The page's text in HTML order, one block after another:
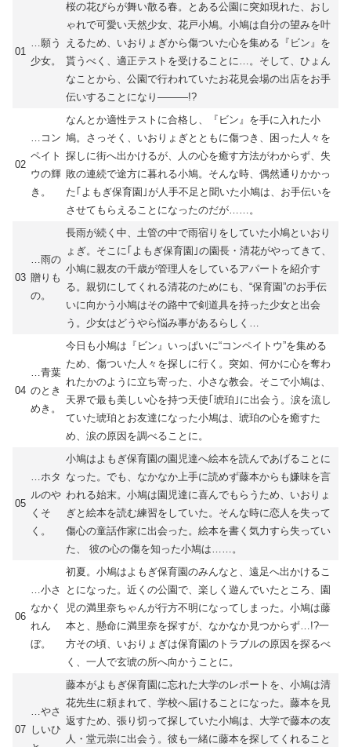
01
…願う
少女。
桜の花びらが舞い散る春。とある公園に突如現れた、おし
ゃれで可愛い天然少女、花戸小鳩。小鳩は自分の望みを叶
えるため、いおりょぎから傷ついた心を集める『ビン』を
貰うべく、適正テストを受けることに…。そして、ひょん
なことから、公園で行われていたお花見会場の出店をお手
伝いすることになり―――!?
02
…コン
ペイト
ウの輝
き。
なんとか適性テストに合格し、『ビン』を手に入れた小
鳩。さっそく、いおりょぎとともに傷つき、困った人々を
探しに街へ出かけるが、人の心を癒す方法がわからず、失
敗の連続で途方に暮れる小鳩。そんな時、偶然通りかかっ
た｢よもぎ保育園｣が人手不足と聞いた小鳩は、お手伝いを
させてもらえることになったのだが……。
03
…雨の
贈りも
の。
長雨が続く中、土管の中で雨宿りをしていた小鳩といおり
ょぎ。そこに｢よもぎ保育園｣の園長・清花がやってきて、
小鳩に親友の千歳が管理人をしているアパートを紹介す
る。親切にしてくれる清花のためにも、“保育園”のお手伝
いに向かう小鳩はその路中で剣道具を持った少女と出会
う。少女はどうやら悩み事があるらしく…
04
…青葉
のとき
めき。
今日も小鳩は『ビン』いっぱいに“コンペイトウ”を集める
ため、傷ついた人々を探しに行く。突如、何かに心を奪わ
れたかのように立ち寄った、小さな教会。そこで小鳩は、
天界で最も美しい心を持つ天使｢琥珀｣に出会う。涙を流し
ていた琥珀とお友達になった小鳩は、琥珀の心を癒すた
め、涙の原因を調べることに。
05
…ホタ
ルのや
くそ
く。
小鳩はよもぎ保育園の園児達へ絵本を読んであげることに
なった。でも、なかなか上手に読めず藤本からも嫌味を言
われる始末。小鳩は園児達に喜んでもらうため、いおりょ
ぎと絵本を読む練習をしていた。そんな時に恋人を失って
傷心の童話作家に出会った。絵本を書く気力すら失ってい
た、 彼の心の傷を知った小鳩は……。
06
…小さ
なかく
れん
ぼ。
初夏。小鳩はよもぎ保育園のみんなと、遠足へ出かけるこ
とになった。近くの公園で、楽しく遊んでいたところ、園
児の満里奈ちゃんが行方不明になってしまった。小鳩は藤
本と、懸命に満里奈を探すが、なかなか見つからず…!?一
方その頃、いおりょぎは保育園のトラブルの原因を探るべ
く、一人で玄琥の所へ向かうことに。
07
…やさ
しいひ
藤本がよもぎ保育園に忘れた大学のレポートを、小鳩は清
花先生に頼まれて、学校へ届けることになった。藤本を見
返すため、張り切って探していた小鳩は、大学で藤本の友
人・堂元崇に出会う。彼も一緒に藤本を探してくれること